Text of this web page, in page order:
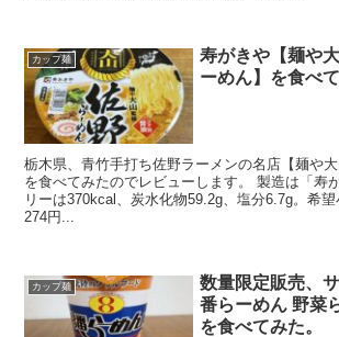
カップ麺
寿がきや【麺や
ーめん】を食べて
栃木県、青竹手打ち佐野ラーメンの名店【麺や
を食べてみたのでレビューします。 製造は「寿
リーは370kcal、炭水化物59.2g、塩分6.7g。希
274円...
カップ麺
数量限定販売、
番らーめん 野菜
を食べてみた。